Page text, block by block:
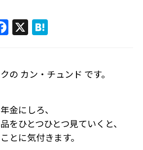
F
a
e
o
o
k
X
n
の カン・チュンド です。
金にしろ、
をひとつひとつ見ていくと、
とに気付きます。